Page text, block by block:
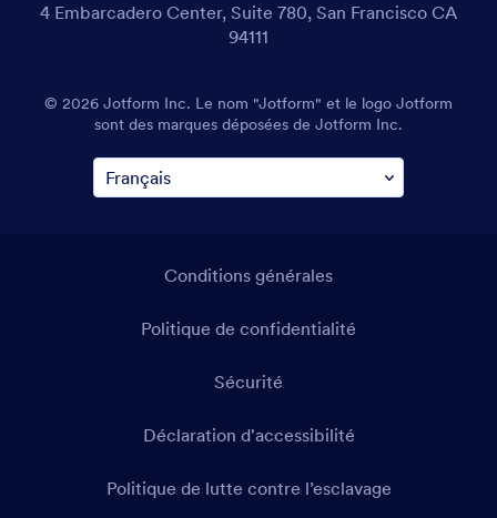
4 Embarcadero Center, Suite 780, San Francisco CA
94111
© 2026 Jotform Inc. Le nom "Jotform" et le logo Jotform
sont des marques déposées de Jotform Inc.
Conditions générales
Politique de confidentialité
Sécurité
Déclaration d'accessibilité
Politique de lutte contre l’esclavage